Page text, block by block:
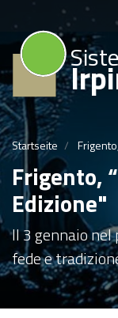
Startseite
Frigento,
Edizione"
Il 3 gennaio
fede e